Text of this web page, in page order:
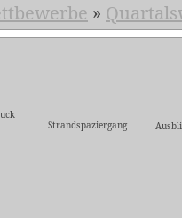
»
Strandspaziergang